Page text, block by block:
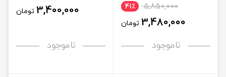
5,850,000 41٪
3,480,000 تومان
ناموجود
3,400,000 تومان
ناموجود